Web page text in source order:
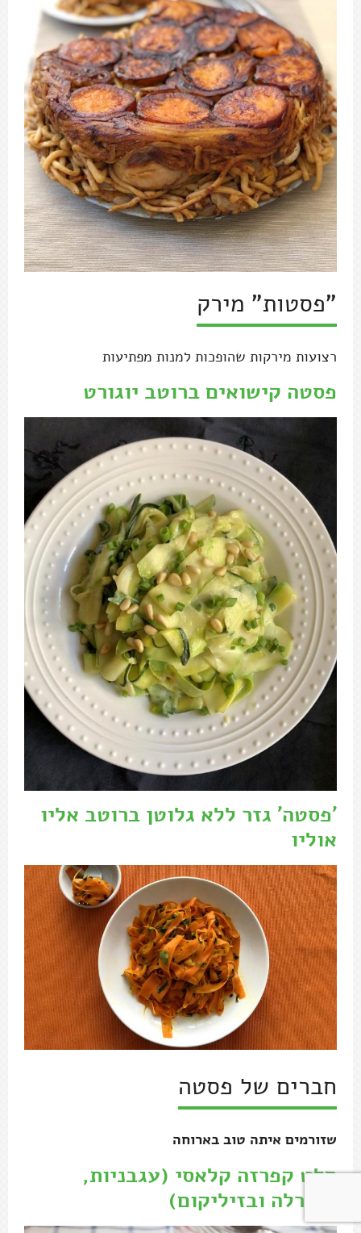
"פסטות" מירק
רצועות מירקות שהופכות למנות מפתיעות
פסטה קישואים ברוטב יוגורט
'פסטה' גזר ללא גלוטן ברוטב אליו
אוליו
חברים של פסטה
שזורמים איתה טוב בארוחה
סלט קפרזה קלאסי (עגבניות,
מוצרלה ובזיליקום)